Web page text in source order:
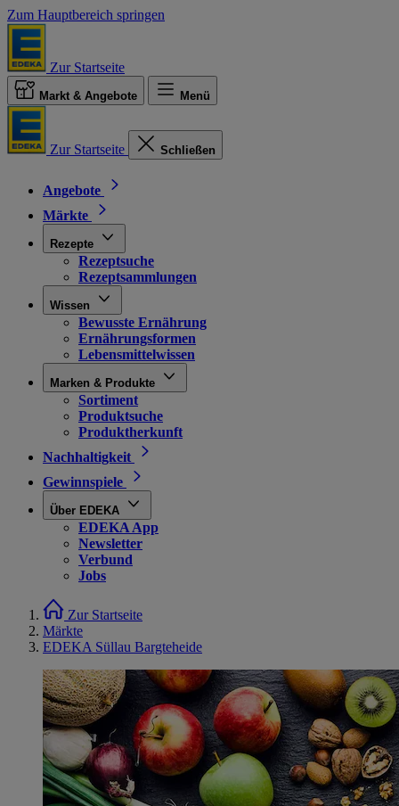
Zum Hauptbereich springen
Zur Startseite
Markt & Angebote Menü
Zur Startseite Schließen
Angebote
Märkte
Rezepte
Rezeptsuche
Rezeptsammlungen
Wissen
Bewusste Ernährung
Ernährungsformen
Lebensmittelwissen
Marken & Produkte
Sortiment
Produktsuche
Produktherkunft
Nachhaltigkeit
Gewinnspiele
Über EDEKA
EDEKA App
Newsletter
Verbund
Jobs
Zur Startseite
Märkte
EDEKA Süllau Bargteheide